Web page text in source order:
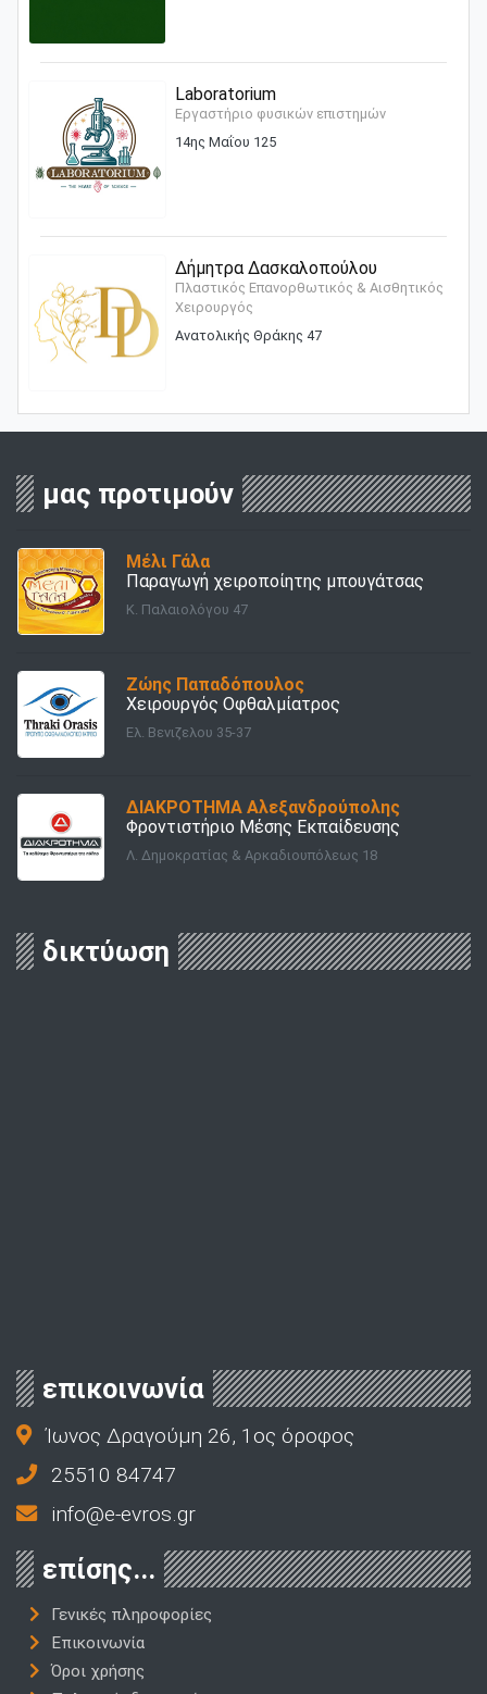
Laboratorium
Εργαστήριο φυσικών επιστημών
14ης Μαΐου 125
Δήμητρα Δασκαλοπούλου
Πλαστικός Επανορθωτικός & Αισθητικός
Χειρουργός
Ανατολικής Θράκης 47
μας προτιμούν
Μέλι Γάλα
Παραγωγή χειροποίητης μπουγάτσας
Κ. Παλαιολόγου 47
Ζώης Παπαδόπουλος
Χειρουργός Οφθαλμίατρος
Ελ. Βενιζελου 35-37
ΔΙΑΚΡΟΤΗΜΑ Αλεξανδρούπολης
Φροντιστήριο Μέσης Εκπαίδευσης
Λ. Δημοκρατίας & Αρκαδιουπόλεως 18
δικτύωση
επικοινωνία
Ίωνος Δραγούμη 26, 1ος όροφος
25510 84747
info@e-evros.gr
επίσης...
Γενικές πληροφορίες
Επικοινωνία
Όροι χρήσης